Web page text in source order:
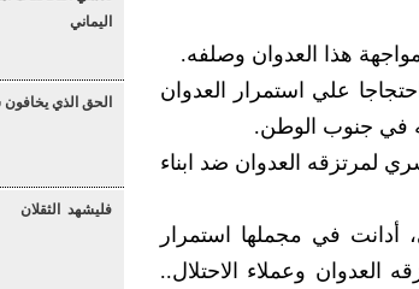
هذا العدوان وصلفه.
علي استمرار العدوان
في جنوب الوطن.
لمرتزقه العدوان ضد ابناء
أدانت في مجملها استمرار
العدوان وعملاء الاحتلال..
اليماني
الحق الذي
فليشهد الثقلان